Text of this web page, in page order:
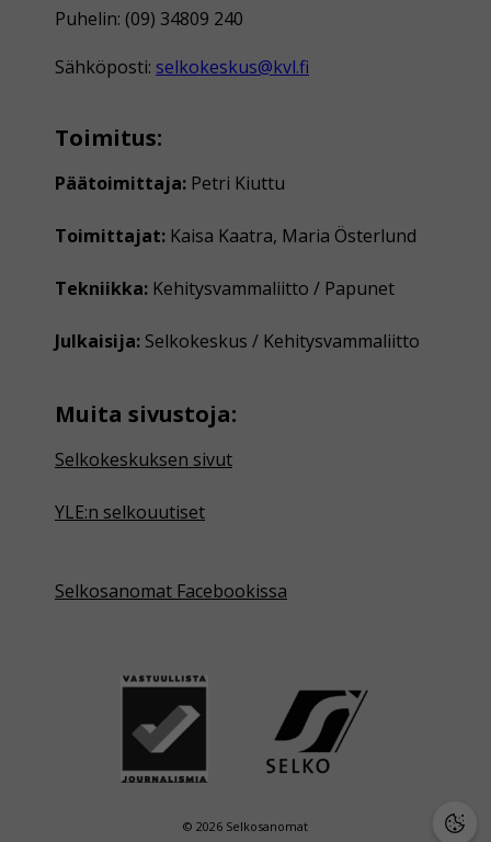
Puhelin: (09) 34809 240
Sähköposti: selkokeskus@kvl.fi
Toimitus:
Päätoimittaja: Petri Kiuttu
Toimittajat: Kaisa Kaatra, Maria Österlund
Tekniikka: Kehitysvammaliitto / Papunet
Julkaisija: Selkokeskus / Kehitysvammaliitto
Muita sivustoja:
Selkokeskuksen sivut
YLE:n selkouutiset
Selkosanomat Facebookissa
© 2026 Selkosanomat